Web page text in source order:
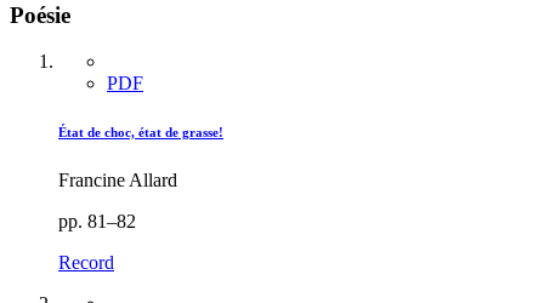
Poésie
PDF
État de choc, état de grasse!
Francine Allard
pp. 81–82
Record